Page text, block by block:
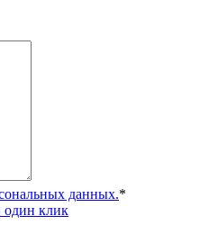
данных.*
один клик